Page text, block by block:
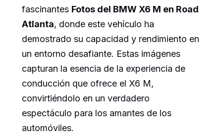
fascinantes Fotos del BMW X6 M en Road
Atlanta, donde este vehículo ha
demostrado su capacidad y rendimiento en
un entorno desafiante. Estas imágenes
capturan la esencia de la experiencia de
conducción que ofrece el X6 M,
convirtiéndolo en un verdadero
espectáculo para los amantes de los
automóviles.